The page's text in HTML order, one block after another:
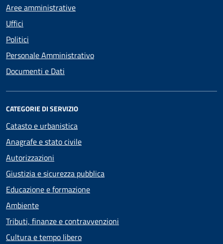
Aree amministrative
Uffici
Politici
Personale Amministrativo
Documenti e Dati
CATEGORIE DI SERVIZIO
Catasto e urbanistica
Anagrafe e stato civile
Autorizzazioni
Giustizia e sicurezza pubblica
Educazione e formazione
Ambiente
Tributi, finanze e contravvenzioni
Cultura e tempo libero